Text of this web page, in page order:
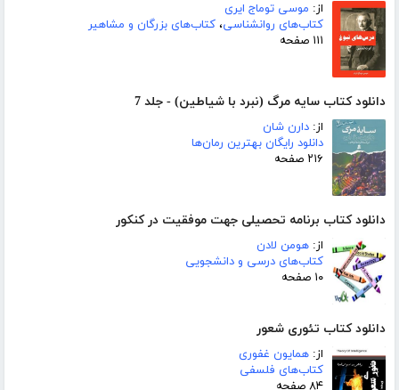
از: موسی توماج ایری
کتاب‌های روانشناسی، کتاب‌های بزرگان و مشاهیر
۱۱۱ صفحه
دانلود کتاب سایه مرگ (نبرد با شیاطین) - جلد 7
از: دارن شان
دانلود رایگان بهترین رمان‌ها
۲۱۶ صفحه
دانلود کتاب برنامه تحصیلی جهت موفقیت در کنکور
از: هومن لادن
کتاب‌های درسی و دانشجویی
۱۰ صفحه
دانلود کتاب تئوری شعور
از: همایون غفوری
کتاب‌های فلسفی
۸۴ صفحه